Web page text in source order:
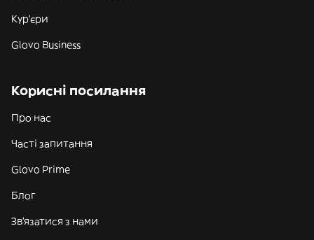
Кур'єри
Glovo Business
Корисні посилання
Про нас
Часті запитання
Glovo Prime
Блог
Зв'язатися з нами